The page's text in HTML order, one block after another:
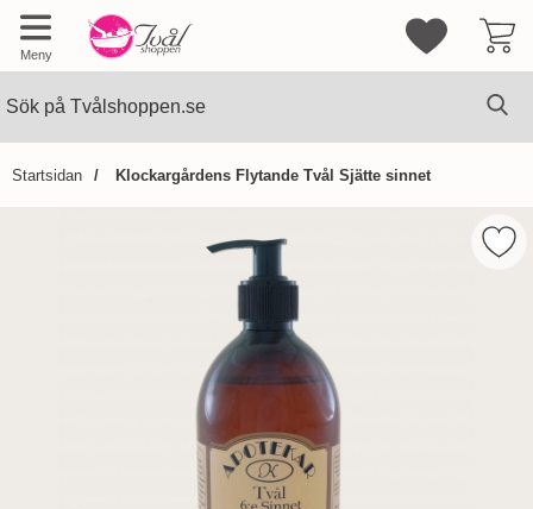
Meny
Mina
Startsidan Klockargårdens Flytande Tvål Sjätte sinnet